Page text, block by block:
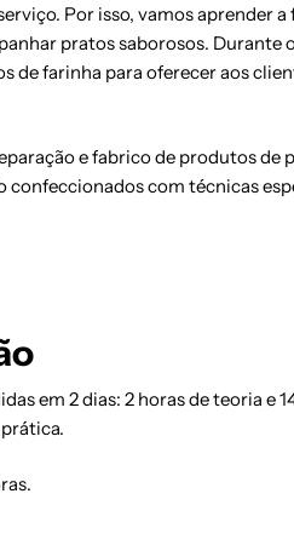
Por isso, vamos aprender
pratos saborosos. Durante
de farinha para oferecer aos
e fabrico de produtos de
com técnicas
em 2 dias: 2 horas de teoria e